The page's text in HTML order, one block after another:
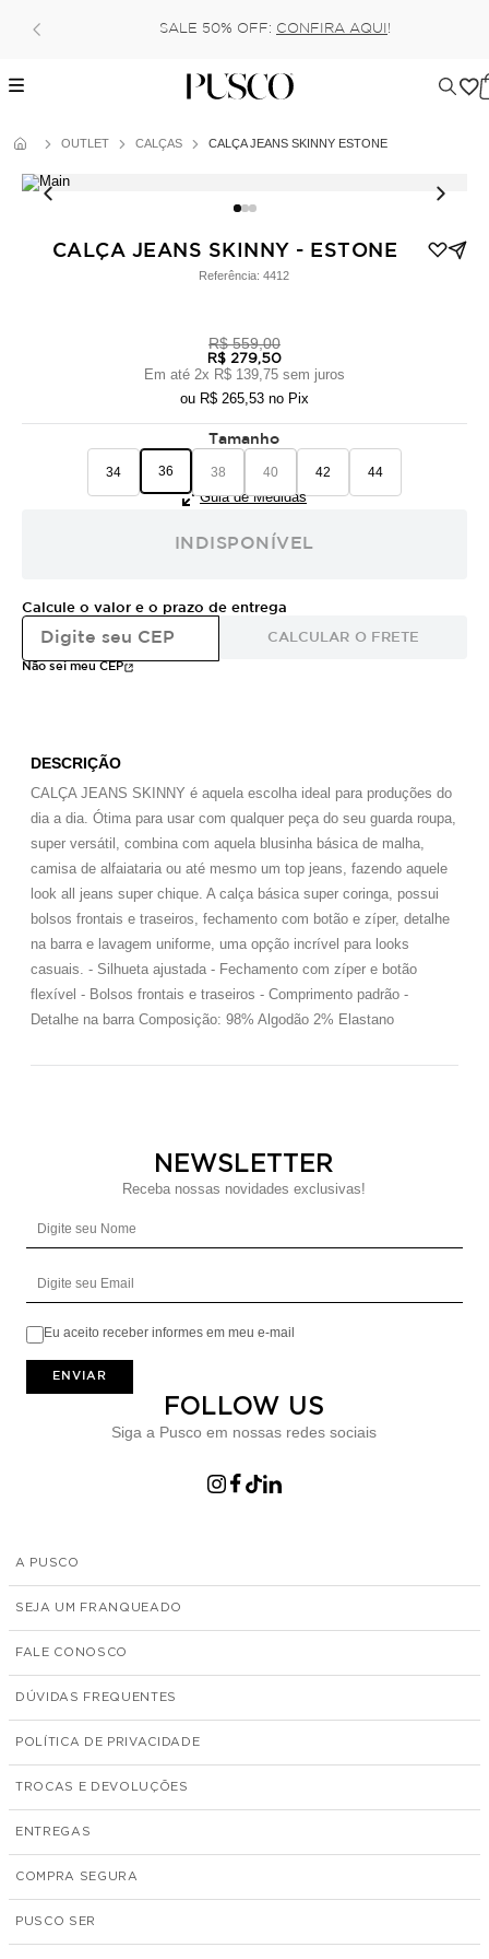
SALE 50% OFF:CONFIRA AQUI!
OUTLET CALÇAS CALÇA JEANS SKINNY ESTONE
CALÇA JEANS SKINNY - ESTONE
Referência:4412
R$ 559,00
R$ 279,50
Em até 2x R$ 139,75 sem juros
ou R$ 265,53 no Pix
Tamanho
34 36 38 40 42 44
Guia de Medidas
INDISPONÍVEL
Calcule o valor e o prazo de entrega
CALCULAR O FRETE
Não sei meu CEP
DESCRIÇÃO
CALÇA JEANS SKINNY é aquela escolha ideal para produções do
dia a dia. Ótima para usar com qualquer peça do seu guarda roupa,
super versátil, combina com aquela blusinha básica de malha,
camisa de alfaiataria ou até mesmo um top jeans, fazendo aquele
look all jeans super chique. A calça básica super coringa, possui
bolsos frontais e traseiros, fechamento com botão e zíper, detalhe
na barra e lavagem uniforme, uma opção incrível para looks
casuais. - Silhueta ajustada - Fechamento com zíper e botão
flexível - Bolsos frontais e traseiros - Comprimento padrão -
Detalhe na barra Composição: 98% Algodão 2% Elastano
NEWSLETTER
Receba nossas novidades exclusivas!
Eu aceito receber informes em meu e-mail
ENVIAR
FOLLOW US
Siga a Pusco em nossas redes sociais
A PUSCO
SEJA UM FRANQUEADO
FALE CONOSCO
DÚVIDAS FREQUENTES
POLÍTICA DE PRIVACIDADE
TROCAS E DEVOLUÇÕES
ENTREGAS
COMPRA SEGURA
PUSCO SER